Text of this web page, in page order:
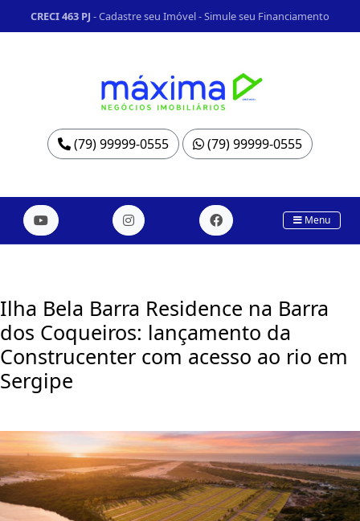
CRECI 463 PJ -Cadastre seu Imóvel-Simule seu Financiamento
(79) 99999-0555 (79) 99999-0555
Menu
Ilha Bela Barra Residence na Barra
dos Coqueiros: lançamento da
Construcenter com acesso ao rio em
Sergipe